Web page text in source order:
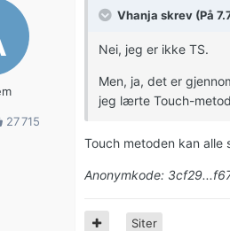
27 715
Vhanja skrev (På
Nei, jeg er ikke TS.
Men, ja, det er
jeg lærte Touch-
Touch metoden kan alle
Anonymkode:
Siter